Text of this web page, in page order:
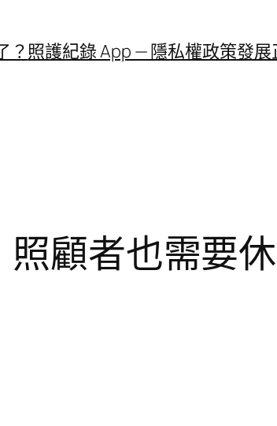
？照護紀錄 App — 隱私權政策發展
顧者也需要